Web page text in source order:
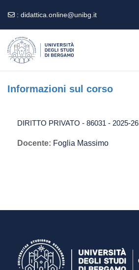
: didattica.online@unibg.it
Informazioni sul corso
DIRITTO PRIVATO - 86031 - 2025-26
Docente: Foglia Massimo